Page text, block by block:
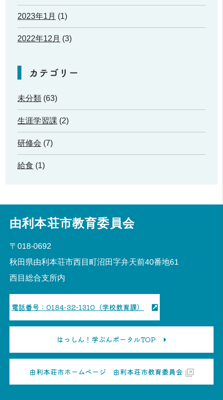
2023年1月 (1)
2022年12月 (3)
カテゴリー
未分類 (63)
生涯学習課 (2)
研修会 (7)
給食 (1)
由利本荘市教育委員会
〒018-0692
秋田県由利本荘市西目町沼田字弁天前40番地61
西目総合支所内
電話番号：0184-32-1310（学校教育課）
はっしん！学ぶんポータルTOP
由利本荘市ホームページ 由利本荘市教育委員会